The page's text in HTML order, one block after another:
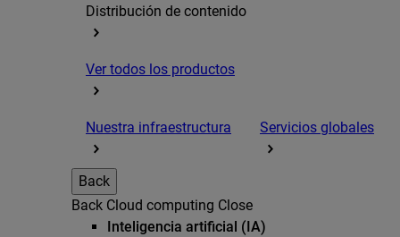
Distribución de contenido
Ver todos los productos
Nuestra infraestructura Servicios globales
Back
Back Cloud computing Close
Inteligencia artificial (IA)